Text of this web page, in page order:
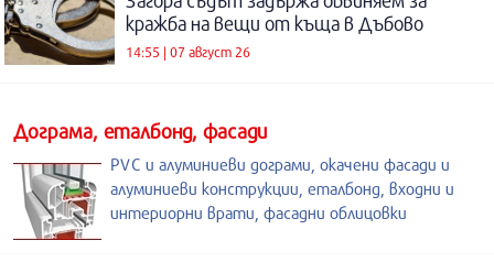
кражба на вещи от къща в Дъбово
14:55 | 07 август 26
Дограма, еталбонд, фасади
PVC и алуминиеви дограми, окачени фасади и
алуминиеви конструкции, еталбонд, входни и
интериорни врати, фасадни облицовки